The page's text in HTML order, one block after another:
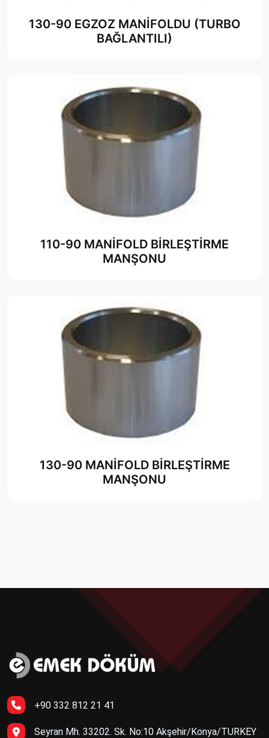
130-90 EGZOZ MANİFOLDU (TURBO
BAĞLANTILI)
110-90 MANİFOLD BİRLEŞTİRME
MANŞONU
130-90 MANİFOLD BİRLEŞTİRME
MANŞONU
+90 332 812 21 41
Seyran Mh. 33202. Sk. No:10 Akşehir/Konya/TURKEY